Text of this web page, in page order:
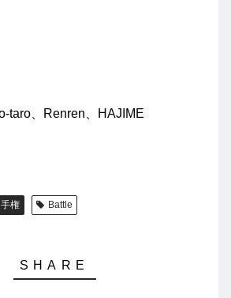
taro、Renren、HAJIME
権 Battle